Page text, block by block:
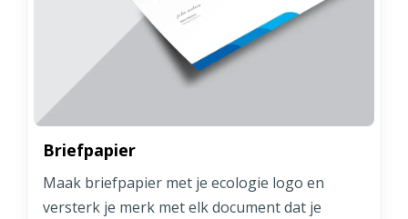
Briefpapier
Maak briefpapier met je ecologie logo en
versterk je merk met elk document dat je